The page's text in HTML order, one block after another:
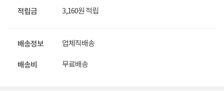
적립금 3,160원 적립
배송정보 업체직배송
배송비 무료배송